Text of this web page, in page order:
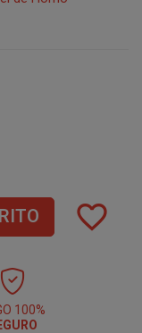
favorite_border
100%